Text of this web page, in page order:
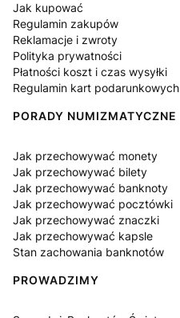
Jak kupować
Regulamin zakupów
Reklamacje i zwroty
Polityka prywatności
Płatności koszt i czas wysyłki
Regulamin kart podarunkowych
PORADY NUMIZMATYCZNE
Jak przechowywać monety
Jak przechowywać bilety
Jak przechowywać banknoty
Jak przechowywać pocztówki
Jak przechowywać znaczki
Jak przechowywać kapsle
Stan zachowania banknotów
PROWADZIMY